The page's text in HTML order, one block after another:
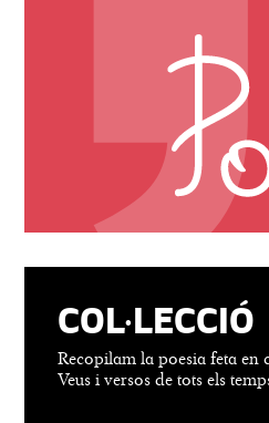
COL·LECCIÓ
Recopilam la poesia feta en
Veus i versos de tots els